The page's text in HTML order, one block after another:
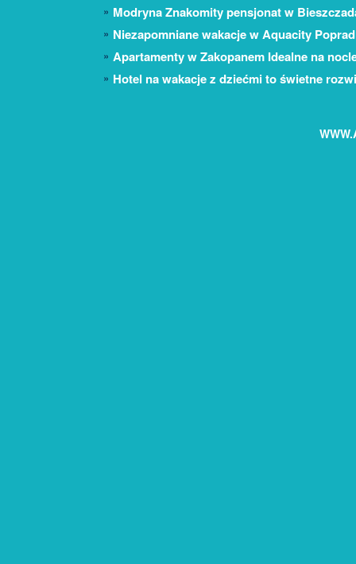
Modryna Znakomity pensjonat w
Niezapomniane wakacje w Aquacity Poprad
Apartamenty w Zakopanem Idealne na
Hotel na wakacje z dziećmi to świetne